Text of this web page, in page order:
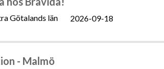
Götalands län 2026-09-18
- Malmö